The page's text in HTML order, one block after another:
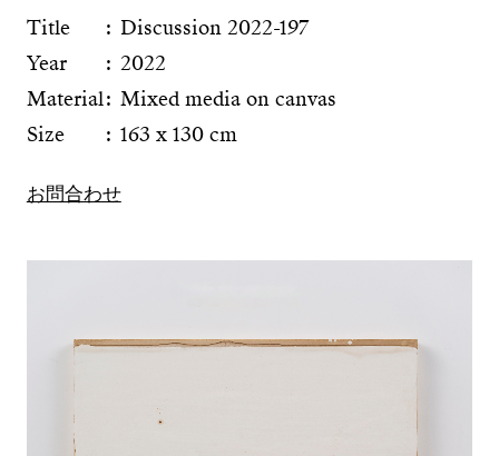
Title
Discussion 2022-197
Year
2022
Material Mixed media on canvas
Size
163 x 130 cm
お問合わせ